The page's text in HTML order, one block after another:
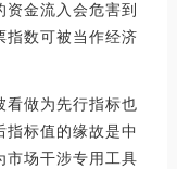
金流入会危害到
指数可被当作经济
看做为先行指标也
标值的缘故是中
市场干涉专用工具